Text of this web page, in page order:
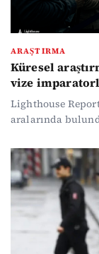
ARAŞTIRMA
Küresel
vize
Lighthouse
aralarında
hizmetlerinde
Global’in
hizmetlere”
hizmetlerin fiilen
verilerin
iddialarının